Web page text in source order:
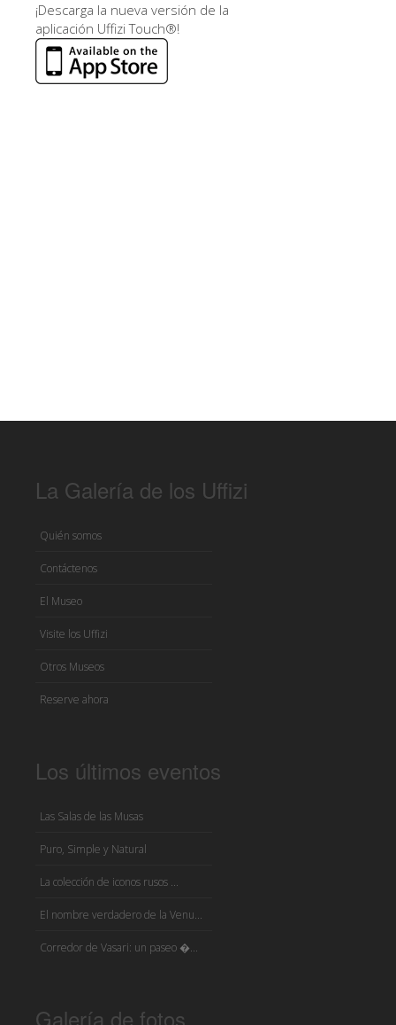
¡Descarga la nueva versión de la
aplicación Uffizi Touch®!
La Galería de los Uffizi
Quién somos
Contáctenos
El Museo
Visite los Uffizi
Otros Museos
Reserve ahora
Los últimos eventos
Las Salas de las Musas
Puro, Simple y Natural
La colección de iconos rusos ...
El nombre verdadero de la Venu...
Corredor de Vasari: un paseo �...
Galería de fotos